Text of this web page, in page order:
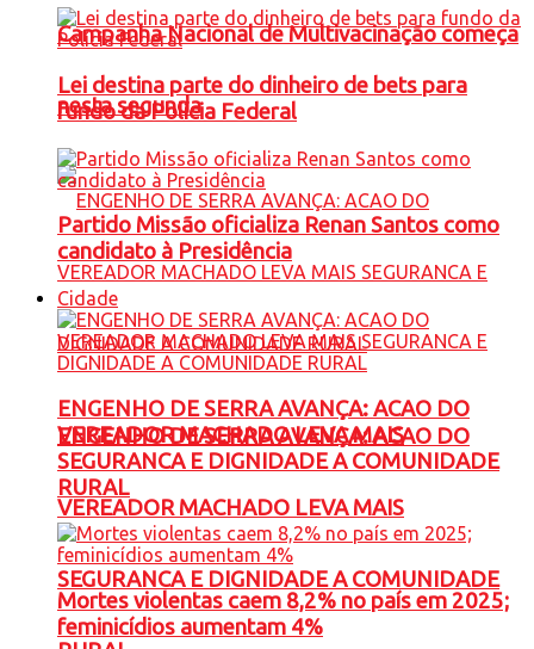
Campanha Nacional de Multivacinação começa
nesta segunda
ENGENHO DE SERRA AVANÇA: ACAO DO
VEREADOR MACHADO LEVA MAIS
SEGURANCA E DIGNIDADE A COMUNIDADE
Lei destina parte do dinheiro de bets para
fundo da Polícia Federal
Partido Missão oficializa Renan Santos como
candidato à Presidência
Cidade
ENGENHO DE SERRA AVANÇA: ACAO DO
VEREADOR MACHADO LEVA MAIS
SEGURANCA E DIGNIDADE A COMUNIDADE
RURAL
Mortes violentas caem 8,2% no país em 2025;
feminicídios aumentam 4%